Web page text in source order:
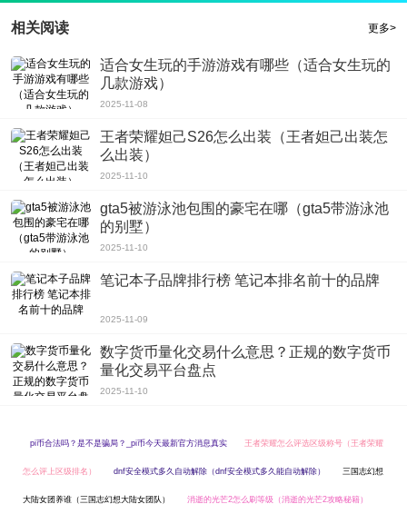
相关阅读 更多>
适合女生玩的手游游戏有哪些（适合女生玩的
几款游戏）
2025-11-08
王者荣耀妲己S26怎么出装（王者妲己出装怎
么出装）
2025-11-10
gta5被游泳池包围的豪宅在哪（gta5带游泳池
的别墅）
2025-11-10
笔记本子品牌排行榜 笔记本排名前十的品牌
2025-11-09
数字货币量化交易什么意思？正规的数字货币
量化交易平台盘点
2025-11-10
pi币合法吗？是不是骗局？_pi币今天最新官方消息真实 王者荣耀怎么评选区级称号（王者荣耀
怎么评上区级排名） dnf安全模式多久自动解除（dnf安全模式多久能自动解除） 三国志幻想
大陆女团养谁（三国志幻想大陆女团队） 消逝的光芒2怎么刷等级（消逝的光芒2攻略秘籍）